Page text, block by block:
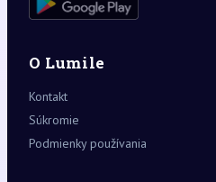
O Lumile
Kontakt
Súkromie
Podmienky používania